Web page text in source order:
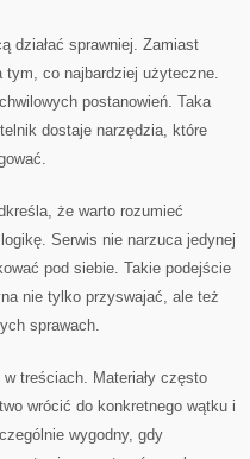
działać sprawniej. Zamiast
co najbardziej użyteczne.
postanowień. Taka
dostaje narzędzia, które
że warto rozumieć
Serwis nie narzuca jedynej
pod siebie. Takie podejście
nie tylko przyswajać, ale też
sprawach.
treściach. Materiały często
wrócić do konkretnego wątku i
wygodny, gdy